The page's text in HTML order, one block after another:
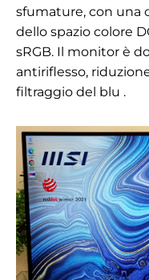
sfumature, con una
dello spazio colore
sRGB. Il monitor è
antiriflesso,
filtraggio del blu .